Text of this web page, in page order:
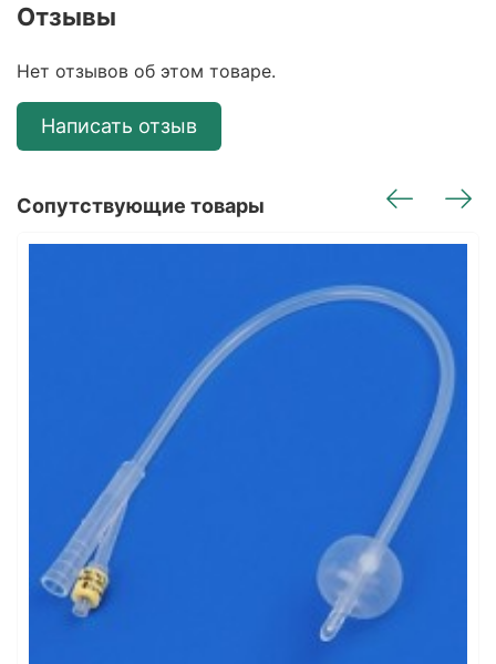
Отзывы
Нет отзывов об этом товаре.
Написать отзыв
Сопутствующие товары